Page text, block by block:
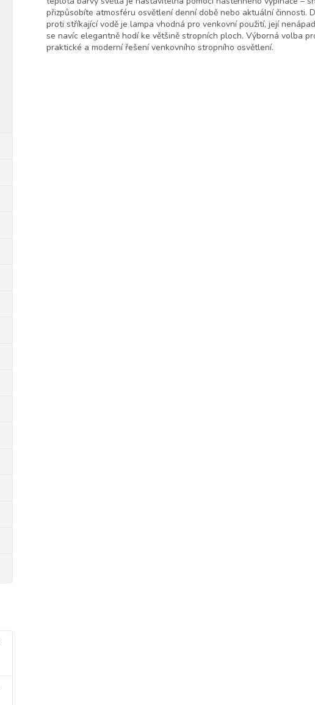
přizpůsobíte atmosféru osvětlení denní době nebo aktuální činnosti.
proti stříkající vodě je lampa vhodná pro venkovní použití, její
se navíc elegantně hodí ke většině stropních ploch. Výborná volba
praktické a moderní řešení venkovního stropního osvětlení.